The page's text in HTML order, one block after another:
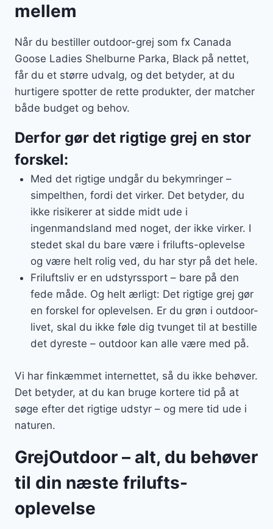
mellem
Når du bestiller outdoor-grej som fx Canada
Goose Ladies Shelburne Parka, Black på nettet,
får du et større udvalg, og det betyder, at du
hurtigere spotter de rette produkter, der matcher
både budget og behov.
Derfor gør det rigtige grej en stor
forskel:
Med det rigtige undgår du bekymringer –
simpelthen, fordi det virker. Det betyder, du
ikke risikerer at sidde midt ude i
ingenmandsland med noget, der ikke virker. I
stedet skal du bare være i frilufts-oplevelse
og være helt rolig ved, du har styr på det hele.
Friluftsliv er en udstyrssport – bare på den
fede måde. Og helt ærligt: Det rigtige grej gør
en forskel for oplevelsen. Er du grøn i outdoor-
livet, skal du ikke føle dig tvunget til at bestille
det dyreste – outdoor kan alle være med på.
Vi har finkæmmet internettet, så du ikke behøver.
Det betyder, at du kan bruge kortere tid på at
søge efter det rigtige udstyr – og mere tid ude i
naturen.
GrejOutdoor – alt, du behøver
til din næste frilufts-
oplevelse